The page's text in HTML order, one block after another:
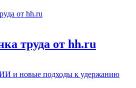
труда от hh.ru